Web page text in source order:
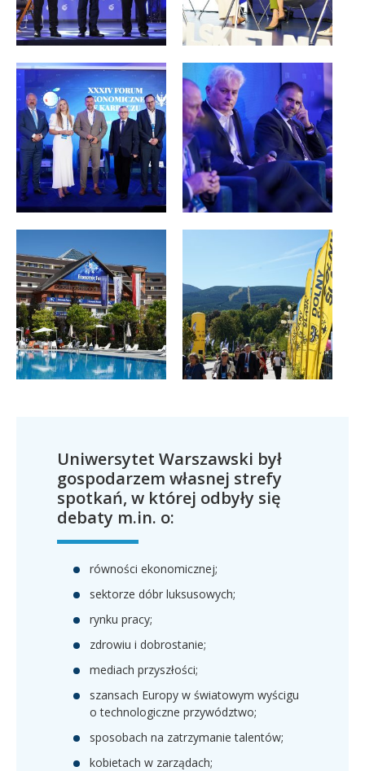
Uniwersytet Warszawski był
gospodarzem własnej strefy
spotkań, w której odbyły się
debaty m.in. o:
równości ekonomicznej;
sektorze dóbr luksusowych;
rynku pracy;
zdrowiu i dobrostanie;
mediach przyszłości;
szansach Europy w światowym wyścigu
o technologiczne przywództwo;
sposobach na zatrzymanie talentów;
kobietach w zarządach;